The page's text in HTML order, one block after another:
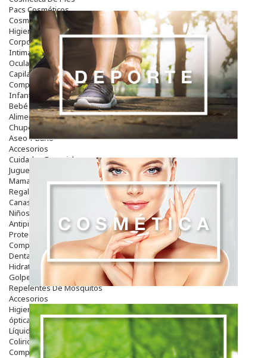
Pacs Cosméticos
Cosmetica Facial Piel Sensible
Higiene
Corporal
Intima
Ocular
Capilar
Complementos
Infantil
Bebé
Alimentación Y Complementos
Chupetes Y Mordedores
Aseo Y Baño
Accesorios
Cuidados Especiales
Juguetes
Mama
Regalos
Canastilla
Niños
Antipiojos
Protección Solar
Complementos Alimentarios
Dentales
Hidratantes
Golpes Y Hematomas
Repelentes De Mosquitos
Accesorios
Higiene
óptica
Líquidos Lentillas
Colirios
Complementos Alimentarios.